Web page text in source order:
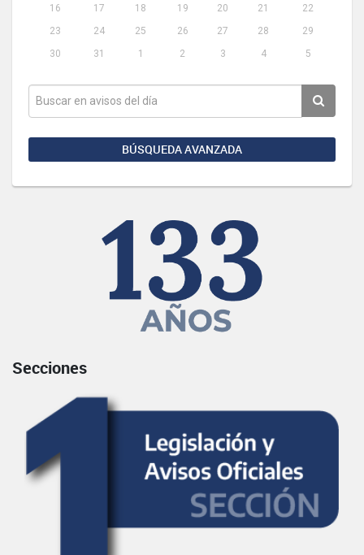
16
17 18 19 20 21
22
23
24 25 26 27 28
29
30
31 1 2 3 4 5
BÚSQUEDA AVANZADA
Secciones